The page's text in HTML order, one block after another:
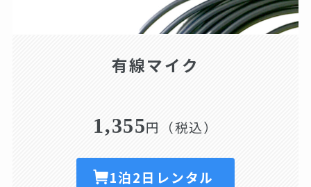
有線マイク
1,355円（税込）
1泊2日レンタル